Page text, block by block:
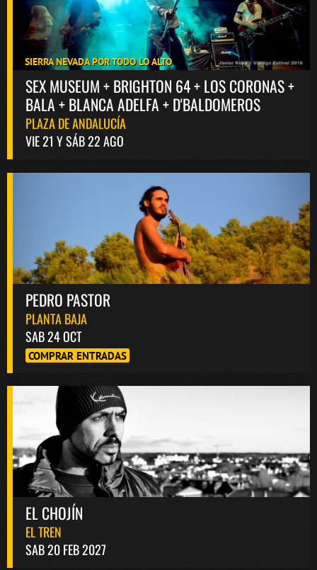
SIERRA NEVADA POR TODO LO ALTO
SEX MUSEUM + BRIGHTON 64 + LOS CORONAS +
BALA + BLANCA ADELFA + D'BALDOMEROS
PLAZA DE ANDALUCÍA
VIE 21 Y SÁB 22 AGO
PEDRO PASTOR
PLANTA BAJA
SAB 24 OCT
COMPRAR ENTRADAS
EL CHOJÍN
EL TREN
SAB 20 FEB 2027